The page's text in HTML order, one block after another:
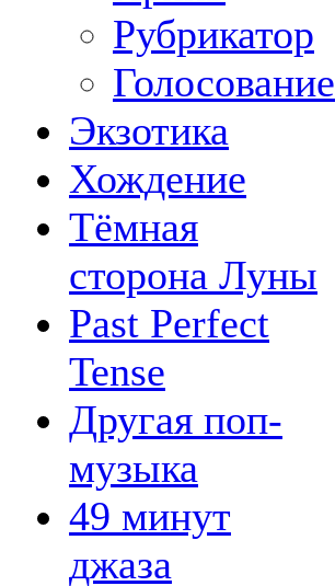
Рубрикатор
Голосование
Экзотика
Хождение
Тёмная
сторона Луны
Past Perfect
Tense
Другая поп-
музыка
49 минут
джаза